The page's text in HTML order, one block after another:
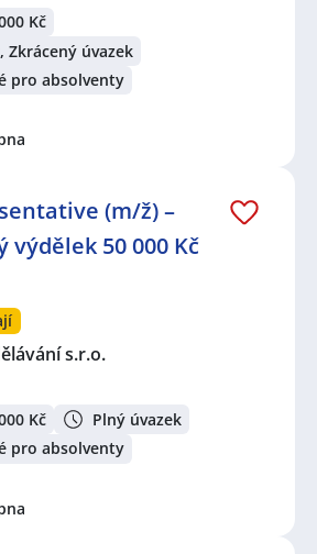
Kč
Zkrácený úvazek
pro absolventy
(m/ž) –
50 000 Kč
s.r.o.
Kč
Plný úvazek
pro absolventy